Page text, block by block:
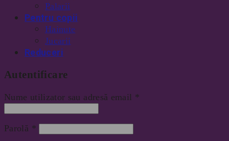
Palarii
Pentru copii
Hainute
Jucarii
Reduceri
Autentificare
Nume utilizator sau adresă email *
Parolă *